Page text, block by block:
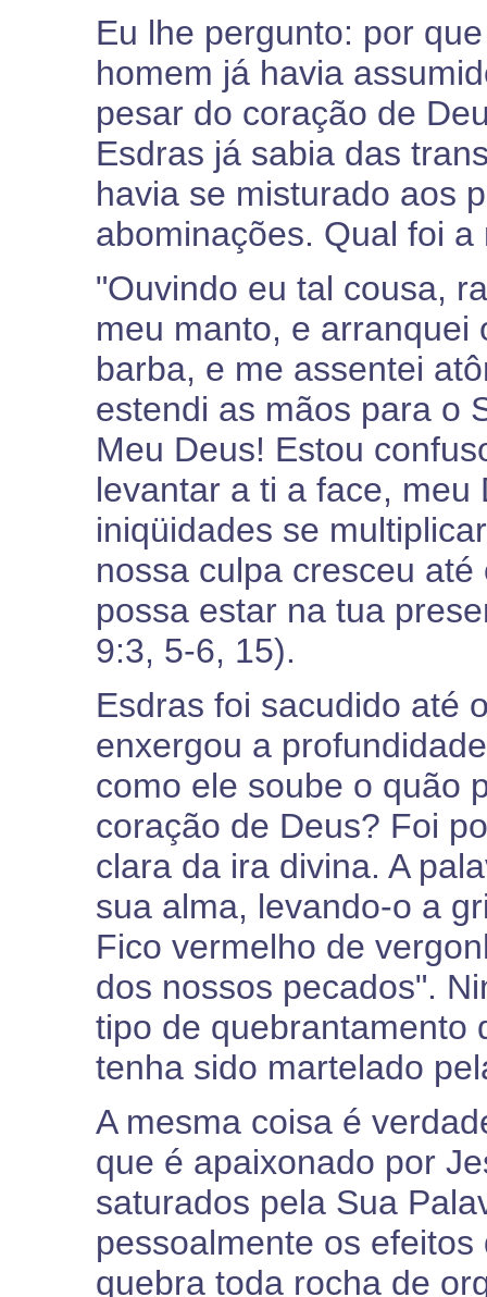
Eu lhe pergunto: por
homem já havia
pesar do coração de
Esdras já sabia das
havia se misturado aos
abominações. Qual foi
"Ouvindo eu tal cousa,
meu manto, e arranquei
barba, e me assentei
estendi as mãos para o
Meu Deus! Estou
levantar a ti a face,
iniqüidades se
nossa culpa cresceu
possa estar na tua
9:3, 5-6, 15).
Esdras foi sacudido até
enxergou a
como ele soube o quão
coração de Deus? Foi
clara da ira divina. A
sua alma, levando-o a
Fico vermelho de
dos nossos pecados".
tipo de quebrantamento
tenha sido martelado
A mesma coisa é
que é apaixonado por
saturados pela Sua
pessoalmente os
quebra toda rocha de